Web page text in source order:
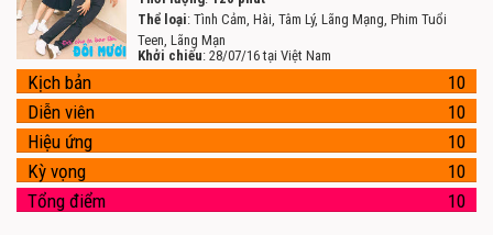
Thể loại: Tình Cảm, Hài, Tâm Lý, Lãng Mạng, Phim Tuổi
Teen, Lãng Mạn
Khởi chiếu: 28/07/16 tại Việt Nam
Kịch bản
10
Diễn viên
10
Hiệu ứng
10
Kỳ vọng
10
Tổng điểm
10